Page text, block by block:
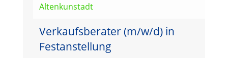
Altenkunstadt
Verkaufsberater (m/w/d) in
Festanstellung